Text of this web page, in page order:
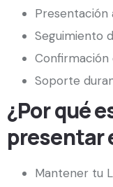
Seguimiento
Confirmación
Soporte
¿Por qué
presentar
Mantener tu